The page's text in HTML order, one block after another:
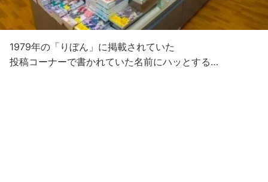
1979年の「りぼん」に掲載されていた
投稿コーナーで書かれていた名前にハッとする…